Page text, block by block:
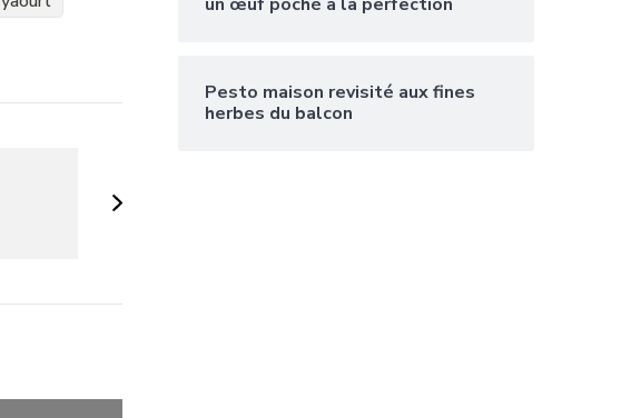
Pesto maison revisité aux fines
herbes du balcon